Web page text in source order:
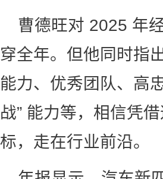
曹德旺对 2025 年
穿全年。但他同时指
能力、优秀团队、高
战” 能力等，相信凭
标，走在行业前沿。